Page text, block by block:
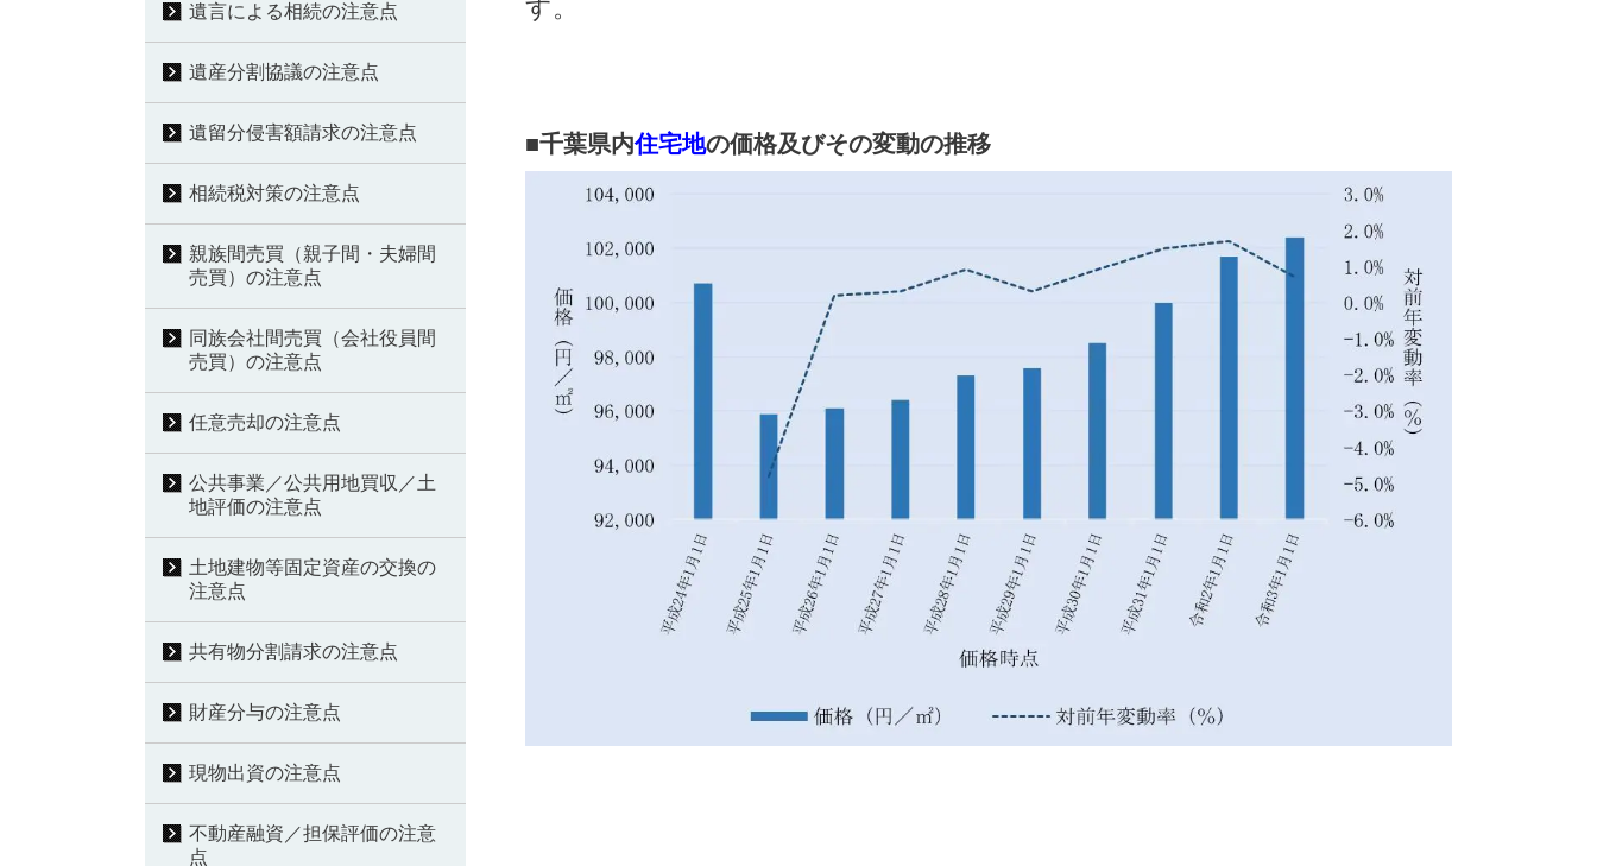
す。
■千葉県内住宅地の価格及びその変動の推移
遺言による相続の注意点
遺産分割協議の注意点
遺留分侵害額請求の注意点
相続税対策の注意点
親族間売買（親子間・夫婦間
売買）の注意点
同族会社間売買（会社役員間
売買）の注意点
任意売却の注意点
公共事業／公共用地買収／土
地評価の注意点
土地建物等固定資産の交換の
注意点
共有物分割請求の注意点
財産分与の注意点
現物出資の注意点
不動産融資／担保評価の注意
点